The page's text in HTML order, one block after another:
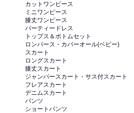
カットワンピース
ミニワンピース
膝丈ワンピース
パーティードレス
トップス＆ボトムセット
ロンパース・カバーオール(ベビー)
スカート
ロングスカート
膝丈スカート
ジャンパースカート・サス付スカート
フレアスカート
デニムスカート
パンツ
ショートパンツ